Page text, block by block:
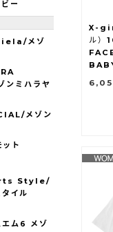
ー
メゾ
ミハラヤ
メゾン
ト
Style/
イル
ム6 メゾ
X-
ル）